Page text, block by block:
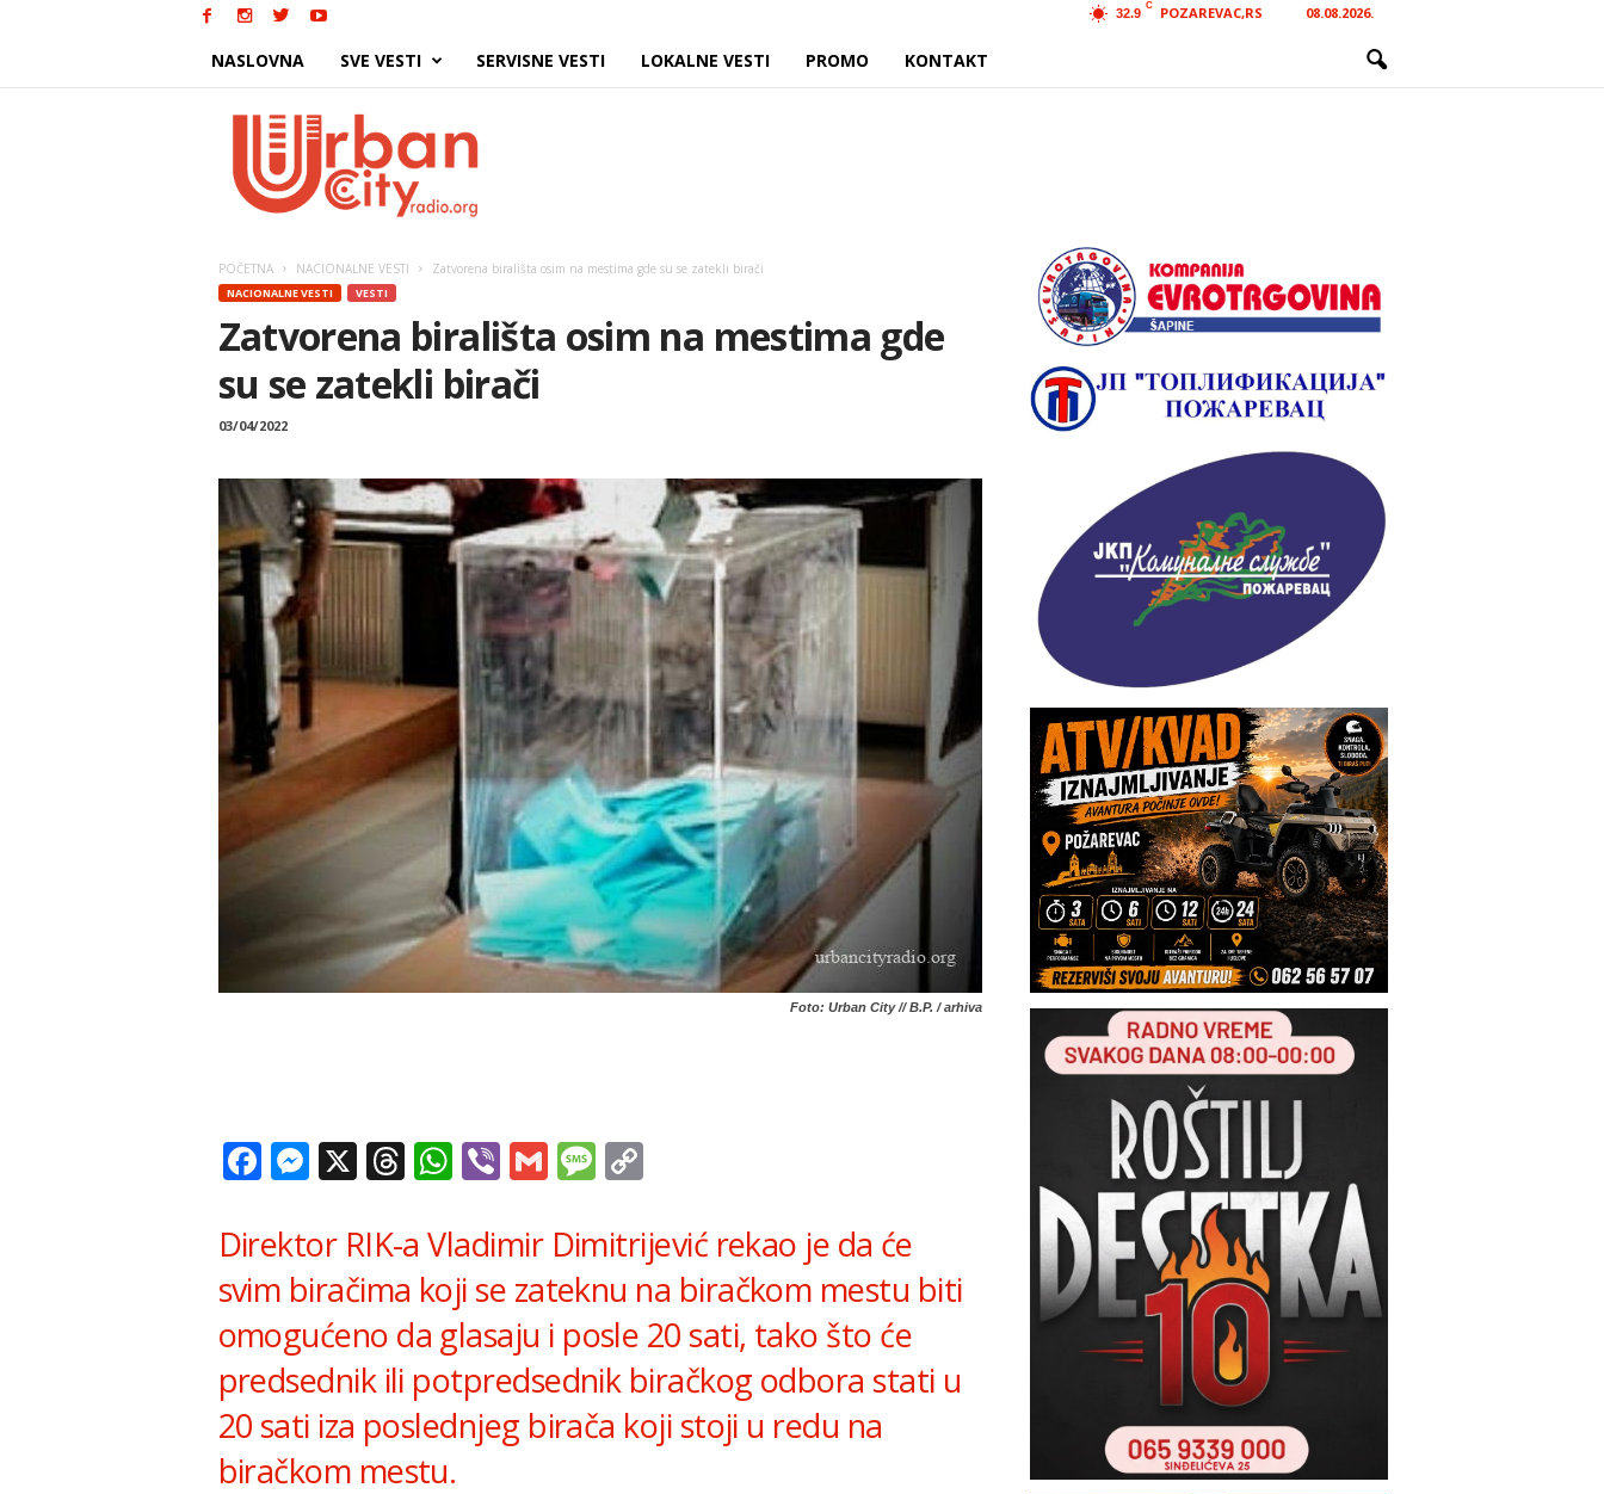
32.9
C POZAREVAC,RS 08.08.2026.
NASLOVNA SVE VESTI SERVISNE VESTI LOKALNE VESTI PROMO KONTAKT
POČETNA NACIONALNE VESTI Zatvorena birališta osim na mestima gde su se zatekli birači
NACIONALNE VESTI VESTI
Zatvorena birališta osim na mestima gde
su se zatekli birači
03/04/2022
Foto: Urban City // B.P. / arhiva
Facebook
Messenger
X Threads
WhatsApp
ViberGmailMessage
Direktor RIK-a Vladimir Dimitrijević rekao je da će
svim biračima koji se zateknu na biračkom mestu biti
omogućeno da glasaju i posle 20 sati, tako što će
predsednik ili potpredsednik biračkog odbora stati u
20 sati iza poslednjeg birača koji stoji u redu na
biračkom mestu.